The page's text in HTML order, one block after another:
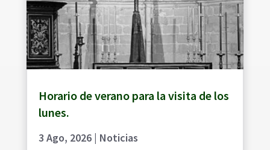
Horario de verano para la visita de los
lunes.
3 Ago, 2026| Noticias